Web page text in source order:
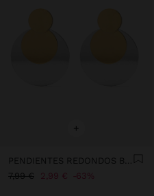
+
PENDIENTES REDONDOS BICOLOR
7,99 €
2,99 € 63%